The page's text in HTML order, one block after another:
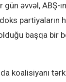
gün əvvəl, ABŞ-
partiyaların
başqa bir
koalisiyanı